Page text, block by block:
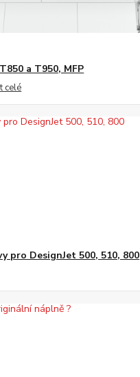
a T950, MFP
celé
pro DesignJet 500, 510, 800